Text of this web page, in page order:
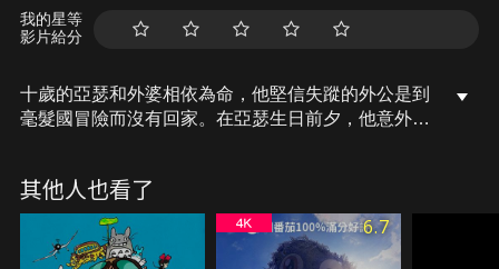
我的星等
影片給分
十歲的亞瑟和外婆相依為命，他堅信失蹤的外公是到
毫髮國冒險而沒有回家。在亞瑟生日前夕，他意外在
他們要把亞瑟帶往毫髮國代替外公作戰，和公主一起
對抗邪惡的馬塔殺，忐忑不安的亞瑟就此開始奇幻歷
險…
其他人也看了
6.7